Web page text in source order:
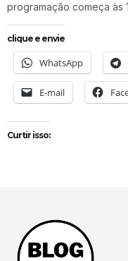
programação começa às
clique e envie
WhatsApp
E-mail
Curtir isso: